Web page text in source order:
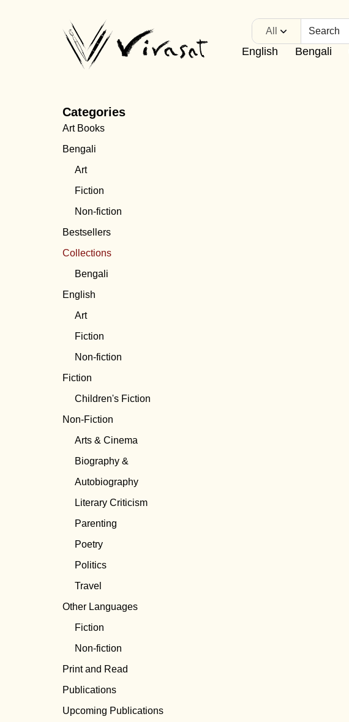
All
English Bengali
Categories
Art Books
Bengali
Art
Fiction
Non-fiction
Bestsellers
Collections
Bengali
English
Art
Fiction
Non-fiction
Fiction
Children's Fiction
Non-Fiction
Arts & Cinema
Biography &
Autobiography
Literary Criticism
Parenting
Poetry
Politics
Travel
Other Languages
Fiction
Non-fiction
Print and Read
Publications
Upcoming Publications